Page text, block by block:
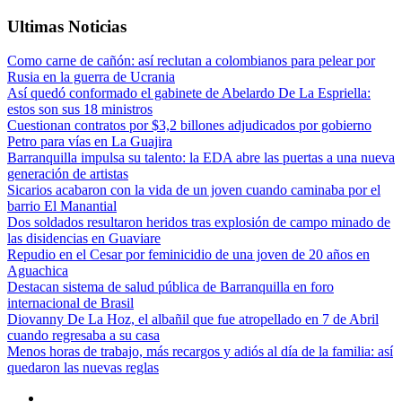
Ultimas Noticias
Como carne de cañón: así reclutan a colombianos para pelear por
Rusia en la guerra de Ucrania
Así quedó conformado el gabinete de Abelardo De La Espriella:
estos son sus 18 ministros
Cuestionan contratos por $3,2 billones adjudicados por gobierno
Petro para vías en La Guajira
Barranquilla impulsa su talento: la EDA abre las puertas a una nueva
generación de artistas
Sicarios acabaron con la vida de un joven cuando caminaba por el
barrio El Manantial
Dos soldados resultaron heridos tras explosión de campo minado de
las disidencias en Guaviare
Repudio en el Cesar por feminicidio de una joven de 20 años en
Aguachica
Destacan sistema de salud pública de Barranquilla en foro
internacional de Brasil
Diovanny De La Hoz, el albañil que fue atropellado en 7 de Abril
cuando regresaba a su casa
Menos horas de trabajo, más recargos y adiós al día de la familia: así
quedaron las nuevas reglas